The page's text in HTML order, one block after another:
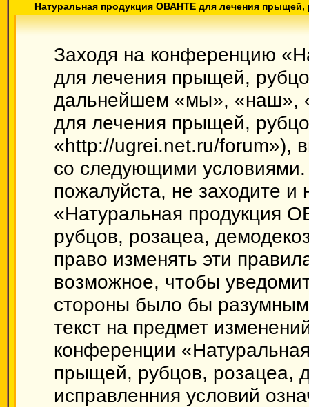
Натуральная продукция ОВАНТЕ для лечения прыщей,
Заходя на конференцию
для лечения прыщей,
дальнейшем «мы», «наш»,
для лечения прыщей,
«http://ugrei.net.ru/forum»),
со следующими
пожалуйста, не заходите
«Натуральная продукция
рубцов, розацеа,
право изменять эти
возможное, чтобы
стороны было бы разумным
текст на предмет
конференции
прыщей, рубцов, розацеа,
исправленния условий